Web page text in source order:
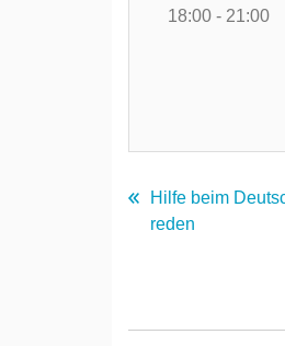
18:00 - 21:00
Hilfe beim
reden